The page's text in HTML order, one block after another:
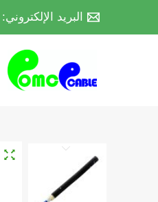
البريد الإلكتروني: sales@omcftth.com